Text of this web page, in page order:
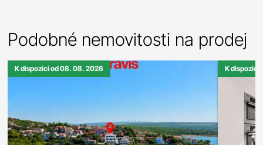
Podobné nemovitosti na prodej
K dispozici od 08. 08. 2026 K dispozici